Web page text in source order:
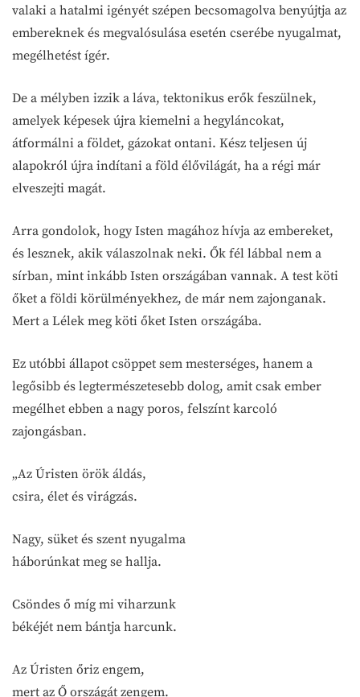
valaki a hatalmi igényét szépen becsomagolva benyújtja az
embereknek és megvalósulása esetén cserébe nyugalmat,
megélhetést ígér.
De a mélyben izzik a láva, tektonikus erők feszülnek,
amelyek képesek újra kiemelni a hegyláncokat,
átformálni a földet, gázokat ontani. Kész teljesen új
alapokról újra indítani a föld élővilágát, ha a régi már
elveszejti magát.
Arra gondolok, hogy Isten magához hívja az embereket,
és lesznek, akik válaszolnak neki. Ők fél lábbal nem a
sírban, mint inkább Isten országában vannak. A test köti
őket a földi körülményekhez, de már nem zajonganak.
Mert a Lélek meg köti őket Isten országába.
Ez utóbbi állapot csöppet sem mesterséges, hanem a
legősibb és legtermészetesebb dolog, amit csak ember
megélhet ebben a nagy poros, felszínt karcoló
zajongásban.
„Az Úristen örök áldás,
csira, élet és virágzás.
Nagy, süket és szent nyugalma
háborúnkat meg se hallja.
Csöndes ő míg mi viharzunk
békéjét nem bántja harcunk.
Az Úristen őriz engem,
mert az Ő országát zengem.